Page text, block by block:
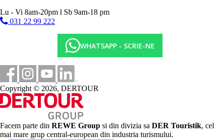
loc de joaca
dig
Activitati gratuite
programe de animatie de zi si de seara
tenis (iluminat si echipament gratuit)
volei pe plaja
TIR cu arcul
fitness
tenis de masa
darts
baschet
2 saune
baie turceasca
yoga
Lu - Vi 8am-20pm l Sb 9am-18 pm
031 22 99 222
WHATSAPP - SCRIE-NE
Copyright © 2026, DERTOUR
Facem parte din REWE Group si din divizia sa DER Touristik, cel
mai mare grup central-european din industria turismului.